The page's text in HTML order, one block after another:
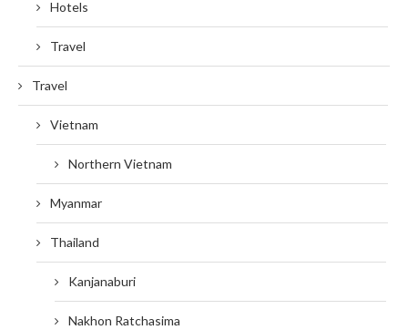
Hotels
Travel
Travel
Vietnam
Northern Vietnam
Myanmar
Thailand
Kanjanaburi
Nakhon Ratchasima